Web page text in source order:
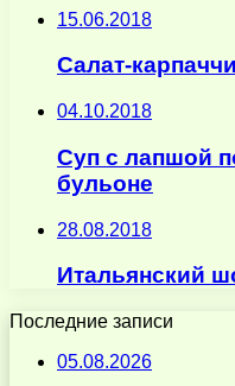
15.06.2018
Салат-
04.10.2018
Суп с лапшой
бульоне
28.08.2018
Итальянский
Последние записи
05.08.2026